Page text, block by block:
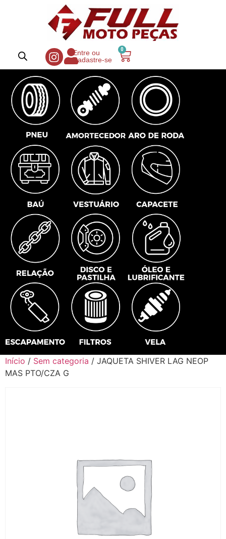
Entre ou
Cadastre-se
0
Início / Sem categoria / JAQUETA SHIVER LAG NEOP
MAS PTO/CZA G